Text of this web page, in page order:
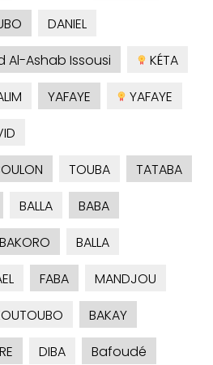
DANIEL
Al-Ashab Issousi
KÉTA
YAFAYE
YAFAYE
TOUBA
TATABA
BALLA
BABA
BAKORO
BALLA
FABA
MANDJOU
BAKAY
DIBA
Bafoudé